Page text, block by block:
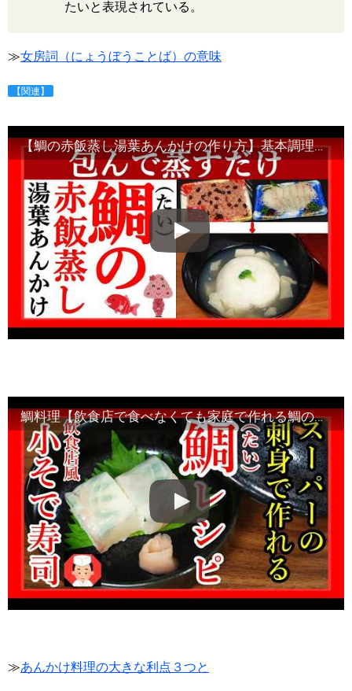
たいと表現されている。
≫女房詞（にょうぼうことば）の意味
【関連】
【鯛の赤飯蒸し湯葉あんかけの作り方】基本調理と豆知識・Japanese food
鯛料理【飲食店で食べなくても家庭で作れる鯛のお寿司】基本調理と豆知識・Japanese food
≫あんかけ料理の大きな利点３つと